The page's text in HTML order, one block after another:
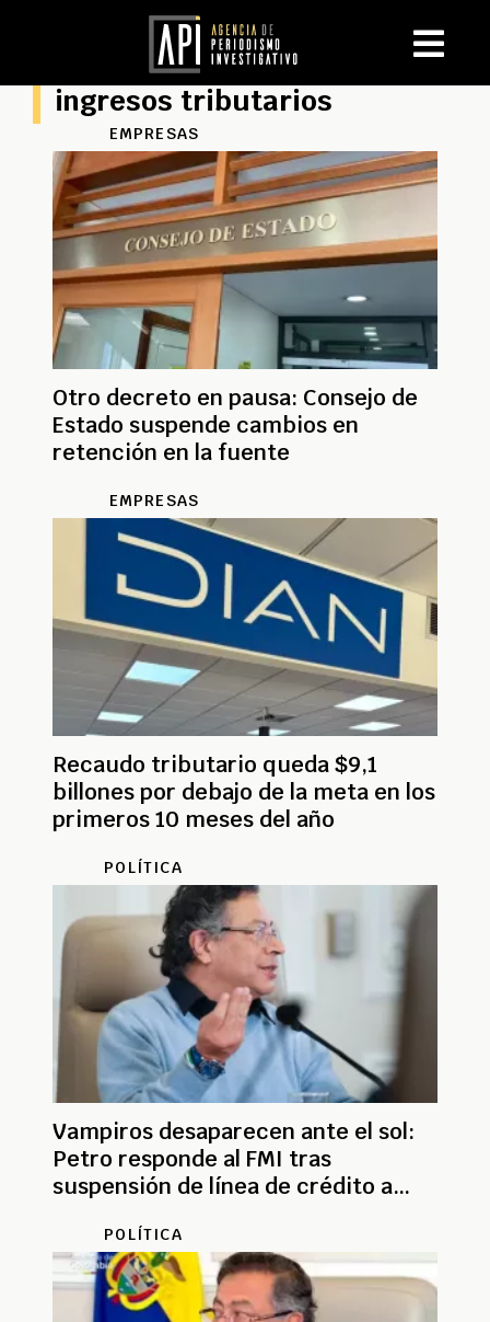
ingresos tributarios
EMPRESAS
Otro decreto en pausa: Consejo de
Estado suspende cambios en
retención en la fuente
EMPRESAS
Recaudo tributario queda $9,1
billones por debajo de la meta en los
primeros 10 meses del año
POLÍTICA
Vampiros desaparecen ante el sol:
Petro responde al FMI tras
suspensión de línea de crédito a
POLÍTICA